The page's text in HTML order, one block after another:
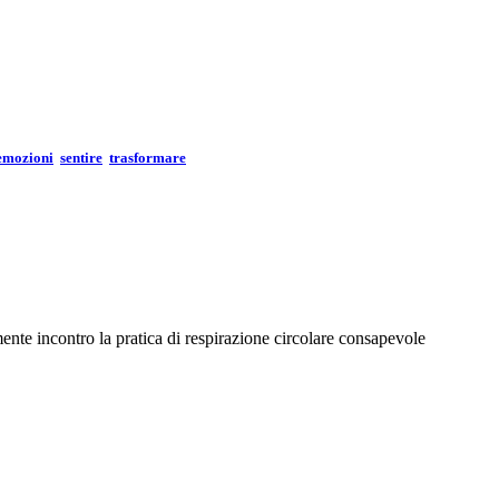
sentire trasformare
incontro la pratica di respirazione circolare consapevole